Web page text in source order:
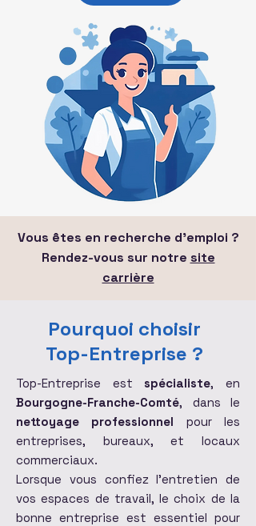
Vous êtes en recherche d'emploi ?
Rendez-vous sur notre site
carrière
Pourquoi choisir
Top-Entreprise ?
Top-Entreprise estspécialiste, en
Bourgogne-Franche-Comté, dans le
nettoyage professionnel pour les
entreprises, bureaux, et locaux
commerciaux.
Lorsque vous confiez l'entretien de
vos espaces de travail, le choix de la
bonne entreprise est essentiel pour